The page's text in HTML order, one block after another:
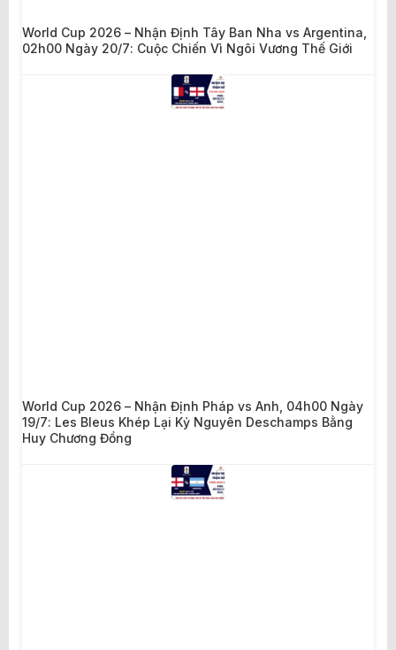
World Cup 2026 – Nhận Định Tây Ban Nha vs Argentina,
02h00 Ngày 20/7: Cuộc Chiến Vì Ngôi Vương Thế Giới
World Cup 2026 – Nhận Định Pháp vs Anh, 04h00 Ngày
19/7: Les Bleus Khép Lại Kỷ Nguyên Deschamps Bằng
Huy Chương Đồng